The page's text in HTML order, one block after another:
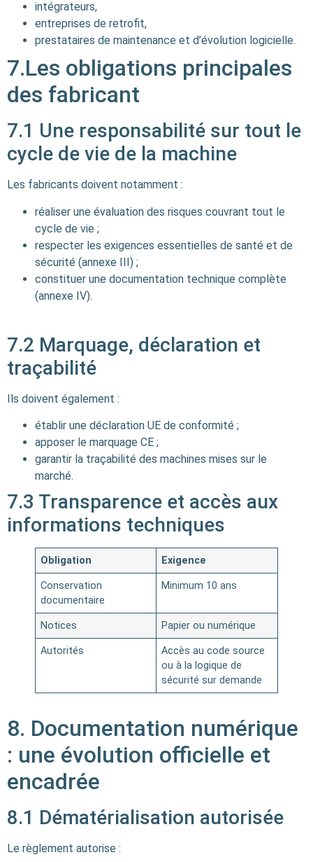
intégrateurs,
entreprises de retrofit,
prestataires de maintenance et d’évolution logicielle.
7.Les obligations principales
des fabricant
7.1 Une responsabilité sur tout le
cycle de vie de la machine
Les fabricants doivent notamment :
réaliser une évaluation des risques couvrant tout le
cycle de vie ;
respecter les exigences essentielles de santé et de
sécurité (annexe III) ;
constituer une documentation technique complète
(annexe IV).
7.2 Marquage, déclaration et
traçabilité
Ils doivent également :
établir une déclaration UE de conformité ;
apposer le marquage CE ;
garantir la traçabilité des machines mises sur le
marché.
7.3 Transparence et accès aux
informations techniques
Obligation Exigence
Conservation
documentaire
Minimum 10 ans
Notices Papier ou numérique
Autorités
Accès au code source
ou à la logique de
sécurité sur demande
8. Documentation numérique
: une évolution officielle et
encadrée
8.1 Dématérialisation autorisée
Le règlement autorise :